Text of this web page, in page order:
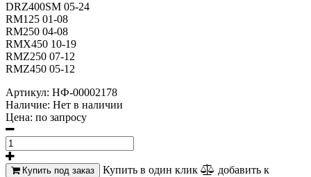
DRZ400SM 05-24
RM125 01-08
RM250 04-08
RMX450 10-19
RMZ250 07-12
RMZ450 05-12
Артикул: НФ-00002178
Наличие: Нет в наличии
Цена: по запросу
Купить под заказ Купить в один клик
добавить к